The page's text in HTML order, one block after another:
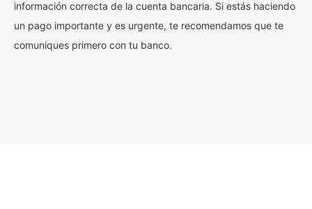
información correcta de la cuenta bancaria. Si estás haciendo
un pago importante y es urgente, te recomendamos que te
comuniques primero con tu banco.